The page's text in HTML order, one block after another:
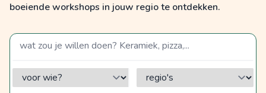
boeiende workshops in jouw regio te ontdekken.
zoek op een term
voor wie? regio's